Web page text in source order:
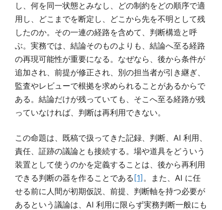
し、何を同一状態とみなし、どの制約をどの順序で適
用し、どこまでを断定し、どこから先を不明として残
したのか。その一連の経路を含めて、判断構造と呼
ぶ。実務では、結論そのものよりも、結論へ至る経路
の再現可能性が重要になる。なぜなら、後から条件が
追加され、前提が修正され、別の担当者が引き継ぎ、
監査やレビューで根拠を求められることがあるからで
ある。結論だけが残っていても、そこへ至る経路が残
っていなければ、判断は再利用できない。
この命題は、既稿で扱ってきた記録、判断、AI 利用、
責任、証跡の議論とも接続する。場や道具をどういう
装置として使うのかを定義することは、後から再利用
できる判断の器を作ることである [1] 。また、AI に任
せる前に人間が初期仮説、前提、判断軸を持つ必要が
あるという議論は、AI 利用に限らず実務判断一般にも